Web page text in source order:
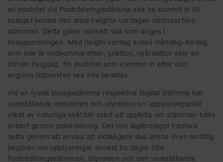
en poströst vid Poströstningsstämma ska ha kommit in till
bolaget senast den sista helgfria vardagen närmast före
stämman. Detta gäller oavsett vad som anges i
bolagsordningen. Med helgfri vardag avses måndag–fredag
som inte är midsommarafton, julafton, nyårsafton eller en
allmän helgdag. En poströst som kommer in efter den
angivna tidpunkten ska inte beaktas.
Vid en fysisk bolagsstämma respektive Digital Stämma har
verkställande direktören och styrelsen en upplysningsplikt
vilket av naturliga skäl blir svårt att uppfylla om stämman hålls
enbart genom poströstning. Det nya lagförslaget hantera
detta genom att anvisa att aktieägare ska lämna in en skriftlig
begäran om upplysningar senast tio dagar före
Poströstningsstämman. Styrelsen och den verkställande